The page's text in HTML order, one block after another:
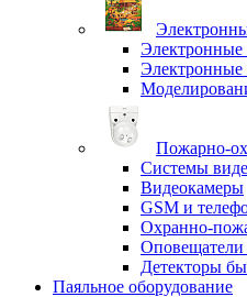
Электронные
Пожарно-
Системы
Видеокамеры
GSM и
Охранно-
Оповещатели
Детекторы
Паяльное оборудование